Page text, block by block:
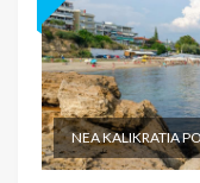
NEA KALIKRATIA